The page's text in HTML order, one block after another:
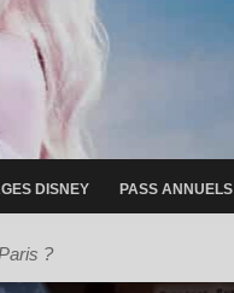
DISNEY PASS ANNUELS
?